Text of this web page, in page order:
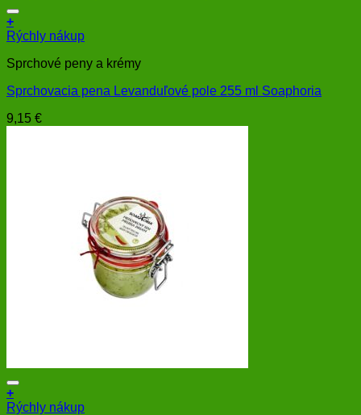
+
Rýchly nákup
Sprchové peny a krémy
Sprchovacia pena Levanduľové pole 255 ml Soaphoria
9,15 €
+
Rýchly nákup